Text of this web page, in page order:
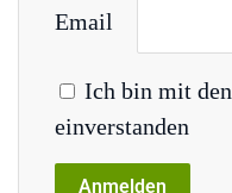
Email
Ich bin mit den
einverstanden